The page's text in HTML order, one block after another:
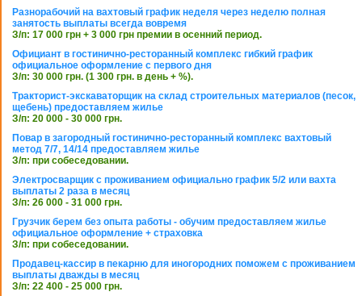
Разнорабочий на вахтовый график неделя через неделю полная
занятость выплаты всегда вовремя
З/п: 17 000 грн + 3 000 грн премии в осенний период.
Официант в гостинично-ресторанный комплекс гибкий график
официальное оформление с первого дня
З/п: 30 000 грн. (1 300 грн. в день + %).
Тракторист-экскаваторщик на склад строительных материалов (песок,
щебень) предоставляем жилье
З/п: 20 000 - 30 000 грн.
Повар в загородный гостинично-ресторанный комплекс вахтовый
метод 7/7, 14/14 предоставляем жилье
З/п: при собеседовании.
Электросварщик с проживанием официально график 5/2 или вахта
выплаты 2 раза в месяц
З/п: 26 000 - 31 000 грн.
Грузчик берем без опыта работы - обучим предоставляем жилье
официальное оформление + страховка
З/п: при собеседовании.
Продавец-кассир в пекарню для иногородних поможем с проживанием
выплаты дважды в месяц
З/п: 22 400 - 25 000 грн.